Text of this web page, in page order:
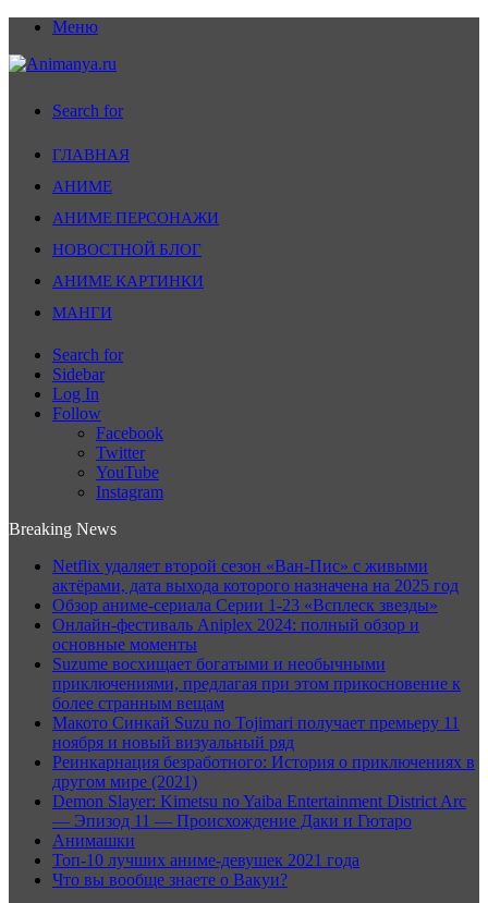
Меню
Search for
ГЛАВНАЯ
АНИМЕ
АНИМЕ ПЕРСОНАЖИ
НОВОСТНОЙ БЛОГ
АНИМЕ КАРТИНКИ
МАНГИ
Search for
Sidebar
Log In
Follow
Facebook
Twitter
YouTube
Instagram
Breaking News
Netflix удаляет второй сезон «Ван-Пис» с живыми
актёрами, дата выхода которого назначена на 2025 год
Обзор аниме-сериала Серии 1-23 «Всплеск звезды»
Онлайн-фестиваль Aniplex 2024: полный обзор и
основные моменты
Suzume восхищает богатыми и необычными
приключениями, предлагая при этом прикосновение к
более странным вещам
Макото Синкай Suzu no Tojimari получает премьеру 11
ноября и новый визуальный ряд
Реинкарнация безработного: История о приключениях в
другом мире (2021)
Demon Slayer: Kimetsu no Yaiba Entertainment District Arc
— Эпизод 11 — Происхождение Даки и Гютаро
Анимашки
Топ-10 лучших аниме-девушек 2021 года
Что вы вообще знаете о Вакуи?